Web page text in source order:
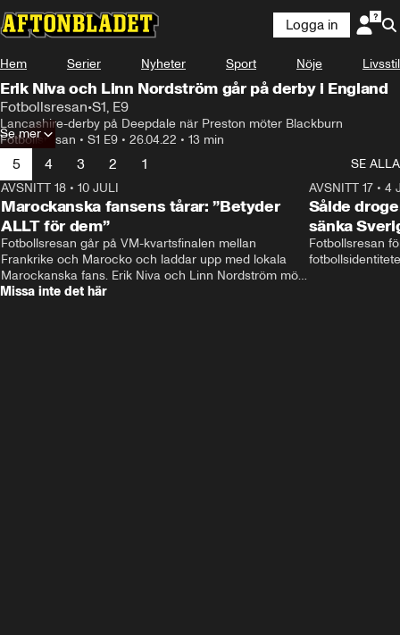
Logga in
Hem Serier Nyheter Sport Nöje Livsstil
Erik Niva och Linn Nordström går på derby i England
Fotbollsresan•S1, E9
Lancashire-derby på Deepdale när Preston möter Blackburn
Fotbollsresan • S1 E9 • 26.04.22 • 13 min
Se mer
5 4 3 2 1
SE ALLA
AVSNITT 18 • 10 JULI
Marockanska fansens tårar: ”Betyder
ALLT för dem”
Fotbollsresan går på VM-kvartsfinalen mellan
Frankrike och Marocko och laddar upp med lokala
Marockanska fans. Erik Niva och Linn Nordström möts
av stimmig frukost, tutande kycklingar och taxibil från
AVSNITT 17• 4
Sålde
sänka
Fotbollsresan
Missa inte det här